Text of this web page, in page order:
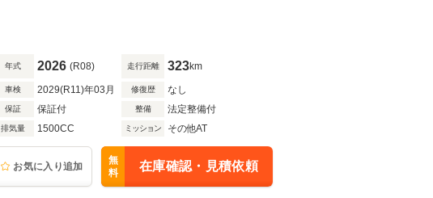
年式 2026 (R08) 走行距離 323km
車検 2029(R11)年03月 修復歴 なし
保証 保証付 整備 法定整備付
排気量 1500CC ミッション その他AT
お気に入り追加
無
料
在庫確認・見積依頼